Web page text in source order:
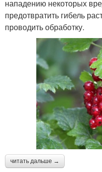
нападению некоторых
предотвратить гибель
проводить обработку.
читать дальше →